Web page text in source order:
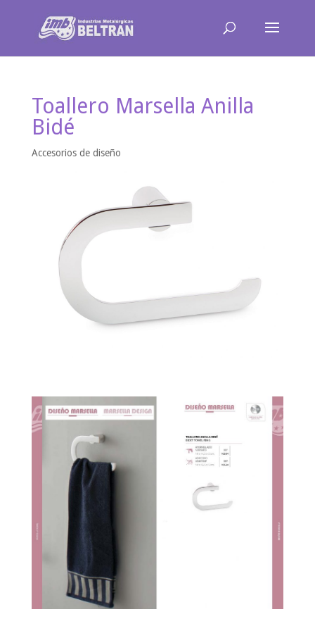
Toallero Marsella Anilla
Bidé
Accesorios de diseño